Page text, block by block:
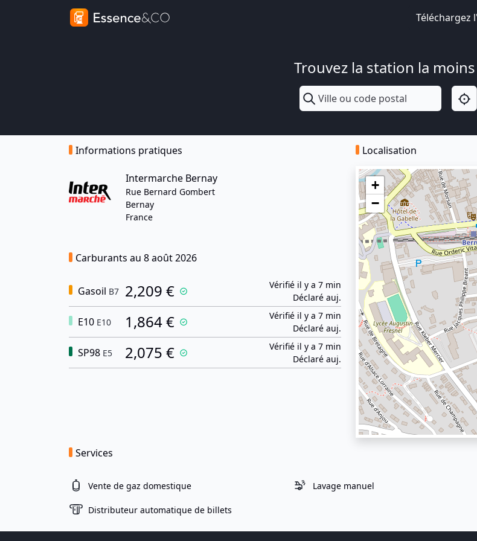
Téléchargez
Trouvez la station la
Informations pratiques
Intermarche Bernay
Rue Bernard Gombert
Bernay
France
Carburants au 8 août 2026
Gasoil B7 2,209 €
Vérifié il y a 7 min
Déclaré auj.
E10 E10 1,864 €
Vérifié il y a 7 min
Déclaré auj.
SP98 E5 2,075 €
Vérifié il y a 7 min
Déclaré auj.
Localisation
+
−
Services
Vente de gaz domestique Lavage manuel
Distributeur automatique de billets